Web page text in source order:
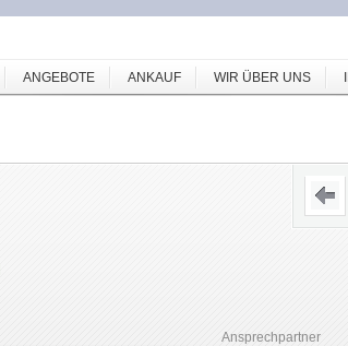
ANGEBOTE ANKAUF WIR ÜBER UNS
Ansprechpartner